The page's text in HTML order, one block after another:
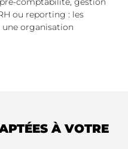
ou reporting : les
organisation
À VOTRE